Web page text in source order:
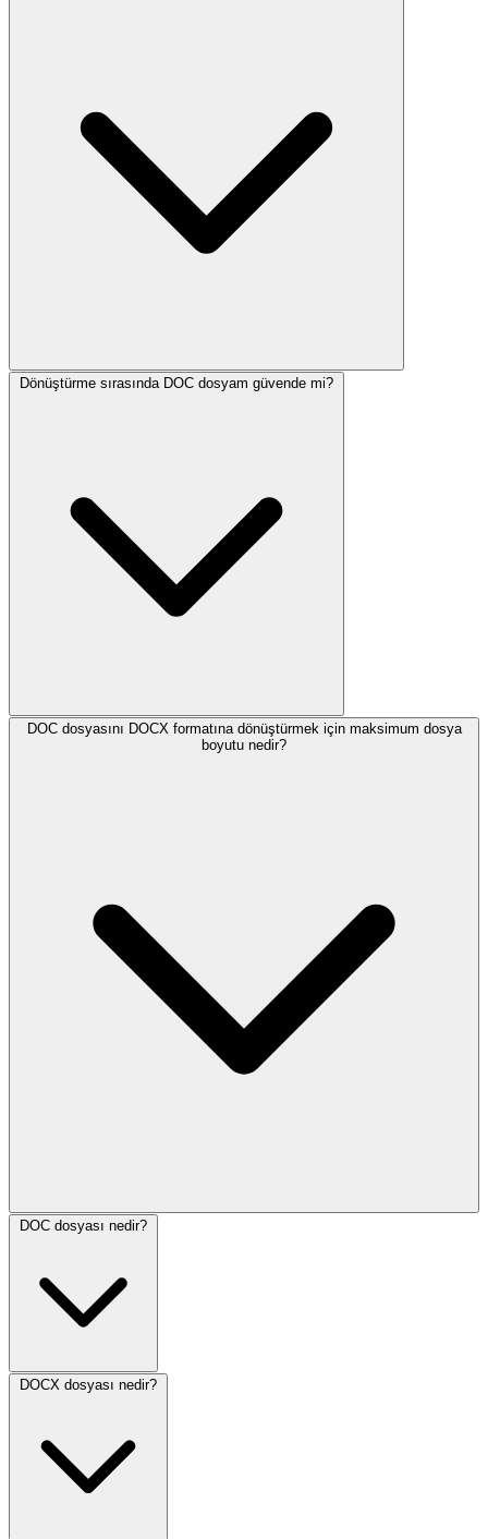
Dönüştürme sırasında DOC dosyam güvende mi?
DOC dosyasını DOCX formatına dönüştürmek için maksimum dosya
boyutu nedir?
DOC dosyası nedir?
DOCX dosyası nedir?